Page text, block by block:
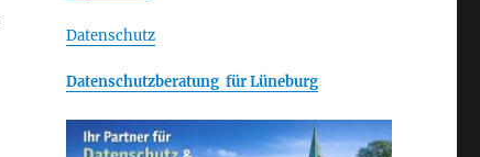
Datenschutz
Datenschutzberatung für Lüneburg